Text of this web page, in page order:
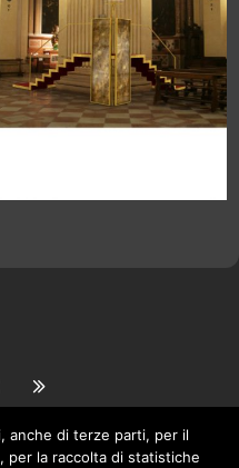
anche di terze parti, per il
la raccolta di statistiche